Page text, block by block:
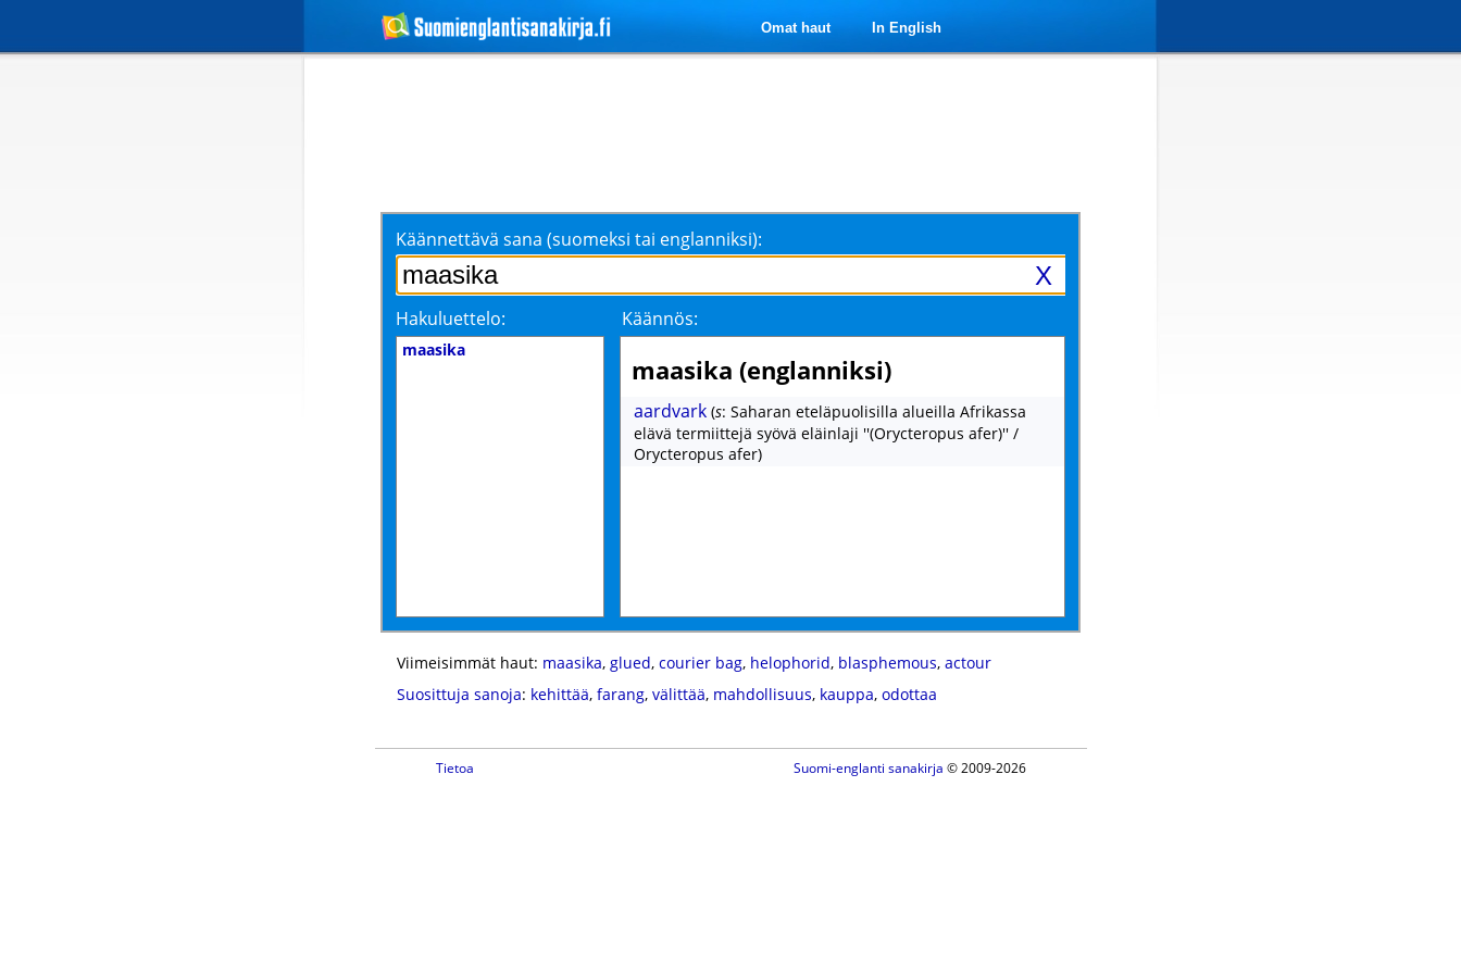
Omat haut In English
Käännettävä sana (suomeksi tai englanniksi):
X
Hakuluettelo: Käännös:
maasika
maasika (englanniksi)
aardvark (s: Saharan eteläpuolisilla alueilla Afrikassa
elävä termiittejä syövä eläinlaji ''(Orycteropus afer)'' /
Orycteropus afer)
Viimeisimmät haut: maasika, glued, courier bag, helophorid, blasphemous, actour
Suosittuja sanoja: kehittää, farang, välittää, mahdollisuus, kauppa, odottaa
Tietoa Suomi-englanti sanakirja © 2009-2026